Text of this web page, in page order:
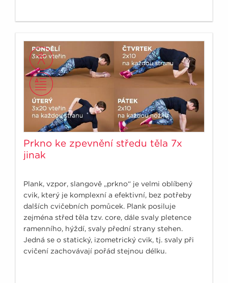
Prkno ke zpevnění středu těla 7x
jinak
Plank, vzpor, slangově „prkno“ je velmi oblíbený
cvik, který je komplexní a efektivní, bez potřeby
dalších cvičebních pomůcek. Plank posiluje
zejména střed těla tzv. core, dále svaly pletence
ramenního, hýždí, svaly přední strany stehen.
Jedná se o statický, izometrický cvik, tj. svaly při
cvičení zachovávají pořád stejnou délku.